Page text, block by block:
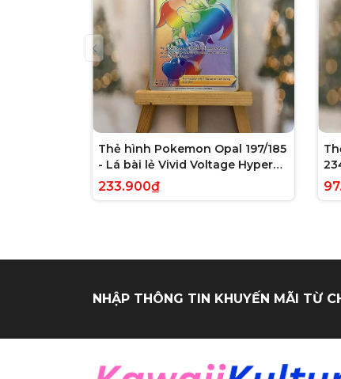
Thẻ hình Pokemon Opal 197/185
- Lá bài lẻ Vivid Voltage Hyper
Rare tiếng Anh chính hãng
233.900₫
NHẬP THÔNG TIN KHUYẾN MÃI TỪ